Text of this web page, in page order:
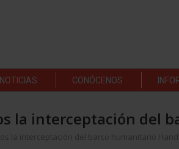
NOTICIAS CONÓCENOS
la interceptación del
la interceptación del barco humanitario